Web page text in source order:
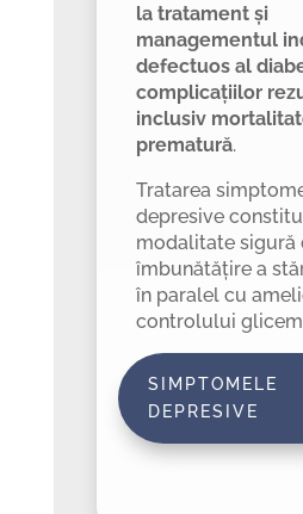
la tratament și
managementul
defectuos al
complicațiilor
inclusiv
prematură.
Tratarea
depresive
modalitate sigură
îmbunătățire a
în paralel cu
controlului
SIMPTOMELE
DEPRESIVE